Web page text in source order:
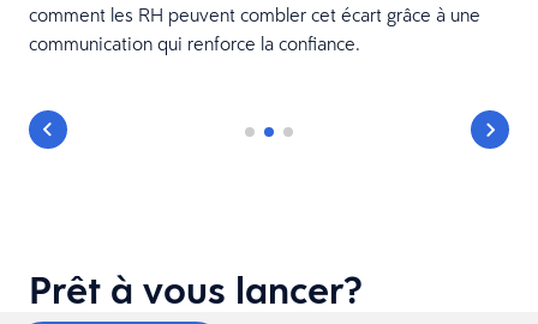
comment les RH peuvent combler cet écart grâce à une
communication qui renforce la confiance.
Prêt à vous lancer?